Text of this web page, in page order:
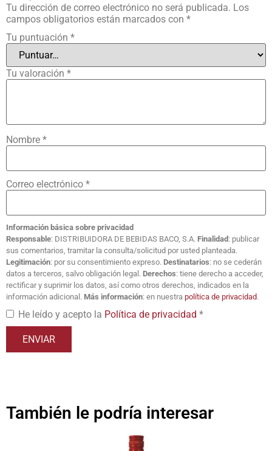
Tu dirección de correo electrónico no será publicada. Los
campos obligatorios están marcados con *
Tu puntuación *
Tu valoración *
Nombre *
Correo electrónico *
Información básica sobre privacidad
Responsable: DISTRIBUIDORA DE BEBIDAS BACO, S.A. Finalidad: publicar
sus comentarios, tramitar la consulta/solicitud por usted planteada.
Legitimación: por su consentimiento expreso. Destinatarios: no se cederán
datos a terceros, salvo obligación legal. Derechos: tiene derecho a acceder,
rectificar y suprimir los datos, así como otros derechos, indicados en la
información adicional. Más información: en nuestra política de privacidad.
He leído y acepto la Política de privacidad *
También le podría interesar